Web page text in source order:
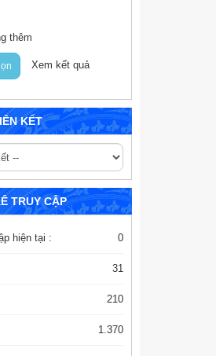
thêm
Xem kết quả
KẾT
TRUY CẬP
hiện tại : 0
31
210
1.370